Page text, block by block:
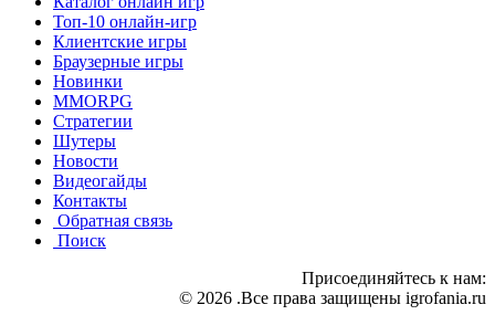
Топ-10 онлайн-игр
Клиентские игры
Браузерные игры
Новинки
MMORPG
Стратегии
Шутеры
Новости
Видеогайды
Контакты
Обратная связь
Поиск
Присоединяйтесь к нам:
© 2026 .Все права защищены igrofania.ru